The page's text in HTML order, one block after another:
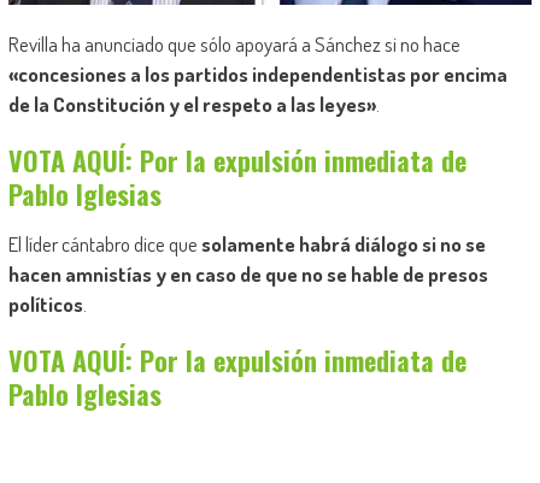
Revilla ha anunciado que sólo apoyará a Sánchez si no hace
«concesiones a los partidos independentistas por encima
de la Constitución y el respeto a las leyes».
VOTA AQUÍ: Por la expulsión inmediata de
Pablo Iglesias
El líder cántabro dice quesolamente habrá diálogo si no se
hacen amnistías y en caso de que no se hable de presos
políticos.
VOTA AQUÍ: Por la expulsión inmediata de
Pablo Iglesias